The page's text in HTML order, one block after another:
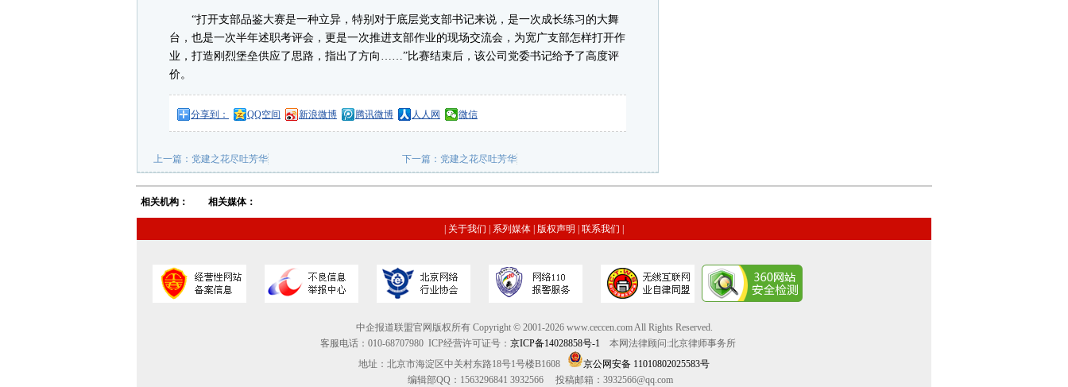
“打开支部品鉴大赛是一种立异，特别对于底层党支部书记来说，是一次成长练习的大舞
台，也是一次半年述职考评会，更是一次推进支部作业的现场交流会，为宽广支部怎样打开作
业，打造刚烈堡垒供应了思路，指出了方向……”比赛结束后，该公司党委书记给予了高度评
价。
分享到： QQ空间 新浪微博 腾讯微博 人人网 微信
上一篇： 党建之花尽吐芳华 下一篇： 党建之花尽吐芳华
相关机构： 相关媒体：
关于我们 系列媒体 版权声明 联系我们
中企报道联盟官网版权所有 Copyright © 2001-2026 www.ceccen.com All Rights Reserved.
客服电话：010-68707980 ICP经营许可证号： 京ICP备14028858号-1 本网法律顾问:北京律师事务所
地址：北京市海淀区中关村东路18号1号楼B1608
京公网安备 11010802025583号
编辑部QQ：1563296841 3932566投稿邮箱：3932566@qq.com